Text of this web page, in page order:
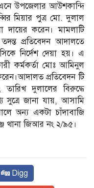
উপজেলার আউশকান্দি
মিয়ার পুত্র মো. দুলাল
করেন। মামলাটি
প্রতিবেদন আদালতে
নির্দেশ দেয়া হয়। এ
কর্মকর্তা মোঃ আমিনুল
প্রতিবেদন টি
দুলালের বিরুদ্ধে
সুত্রে জানা যায়, আসামি
অন্য একটা চাঁদাবাজি
থানা জিআর নং ২/৯৫।
Digg